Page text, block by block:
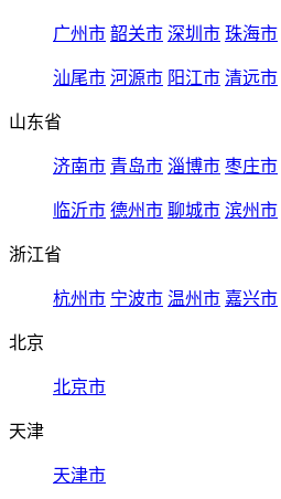
广州市 韶关市 深圳市 珠海市
汕尾市 河源市 阳江市 清远市
山东省
济南市 青岛市 淄博市 枣庄市
临沂市 德州市 聊城市 滨州市
浙江省
杭州市 宁波市 温州市 嘉兴市
北京
北京市
天津
天津市